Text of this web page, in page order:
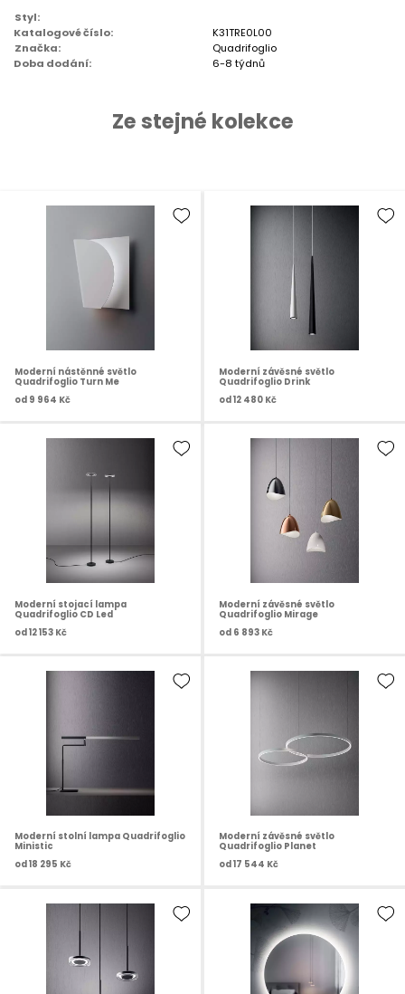
Styl:
Katalogové číslo:
K31TRE0L00
Značka:
Quadrifoglio
Doba dodání:
6-8 týdnů
Ze stejné kolekce
Moderní nástěnné světlo
Quadrifoglio Turn Me
od 9 964 Kč
Moderní závěsné světlo
Quadrifoglio Drink
od12 480 Kč
Moderní stojací lampa
Quadrifoglio CD Led
od12 153 Kč
Moderní závěsné světlo
Quadrifoglio Mirage
od 6 893 Kč
Moderní stolní lampa Quadrifoglio
Ministic
od 18 295 Kč
Moderní závěsné světlo
Quadrifoglio Planet
od 17 544 Kč